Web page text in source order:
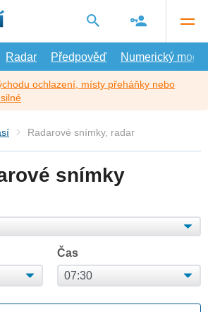
Radar Předpověď Numerický model
ochlazení, místy přeháňky nebo
Radarové snímky, radar
snímky
Čas